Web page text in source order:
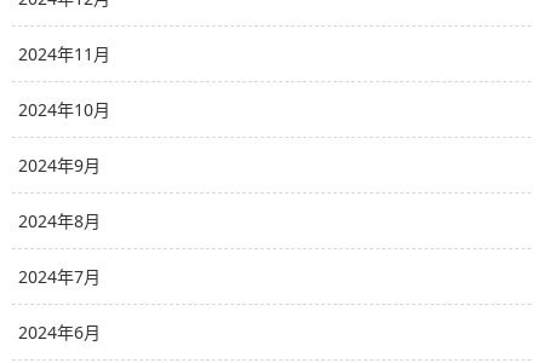
2024年11月
2024年10月
2024年9月
2024年8月
2024年7月
2024年6月